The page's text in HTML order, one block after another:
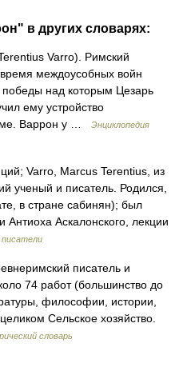
в других словарях:
Varro). Римский
междоусобных войн
над которым Цезарь
ему устройство
Варрон у …
Энциклопедия
Varro, Marcus Terentius, из
ученый и писатель. Родился,
в стране сабинян); был
Аскалонского, лекции
писатель и
74 работ (большинство до
философии, истории,
Сельское хозяйство.
словарь